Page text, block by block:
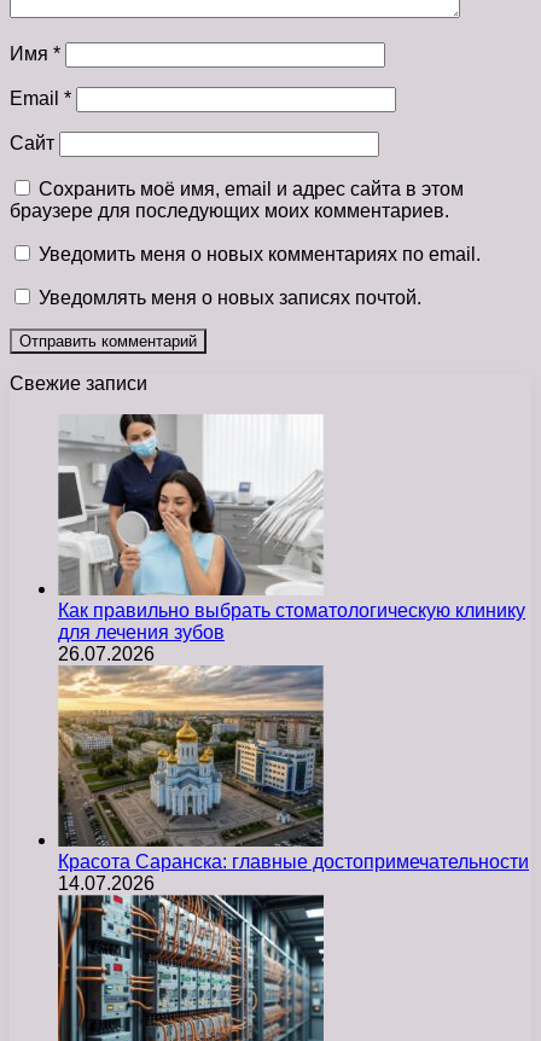
Имя *
Email *
Сайт
Сохранить моё имя, email и адрес сайта в этом
браузере для последующих моих комментариев.
Уведомить меня о новых комментариях по email.
Уведомлять меня о новых записях почтой.
Свежие записи
Как правильно выбрать стоматологическую клинику
для лечения зубов
26.07.2026
Красота Саранска: главные достопримечательности
14.07.2026